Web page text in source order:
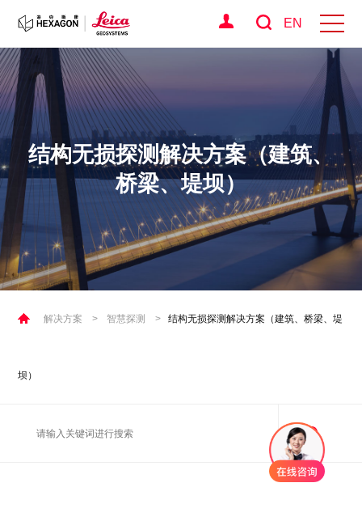
EN
结构无损探测解决方案（建筑、
桥梁、堤坝）
解决方案 > 智慧探测 > 结构无损探测解决方案（建筑、桥梁、堤
坝）